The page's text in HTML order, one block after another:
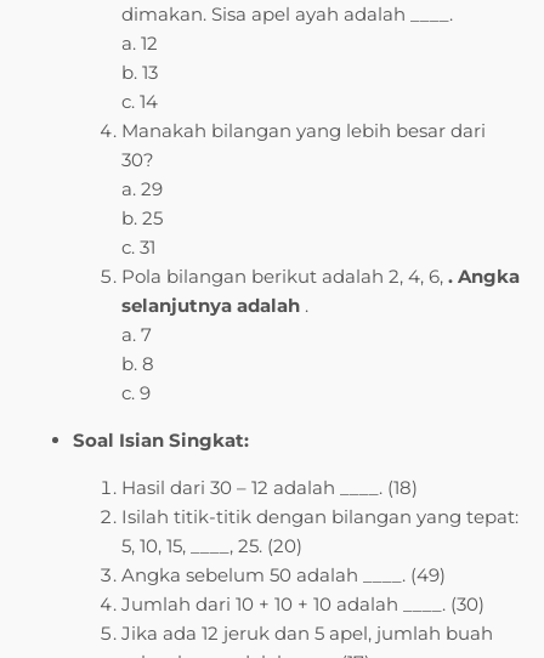
dimakan. Sisa apel ayah adalah ____.
a. 12
b. 13
c. 14
Manakah bilangan yang lebih besar dari
30?
a. 29
b. 25
c. 31
Pola bilangan berikut adalah 2, 4, 6, . Angka
selanjutnya adalah .
a. 7
b. 8
c. 9
Soal Isian Singkat:
Hasil dari 30 – 12 adalah ____. (18)
Isilah titik-titik dengan bilangan yang tepat:
5, 10, 15, ____, 25. (20)
Angka sebelum 50 adalah ____. (49)
Jumlah dari 10 + 10 + 10 adalah ____. (30)
Jika ada 12 jeruk dan 5 apel, jumlah buah